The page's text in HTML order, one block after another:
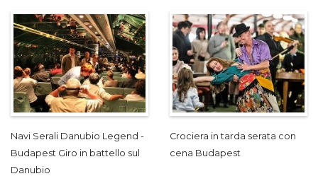
Navi Serali Danubio Legend -
Budapest Giro in battello sul
Danubio
Crociera in tarda serata con
cena Budapest